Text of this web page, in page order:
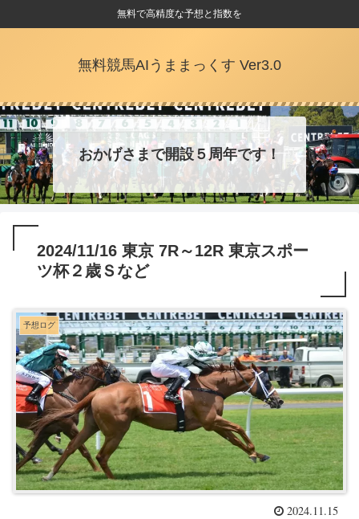
無料で高精度な予想と指数を
無料競馬AIうままっくす Ver3.0
おかげさまで開設５周年です！
2024/11/16 東京 7R～12R 東京スポー
ツ杯２歳Ｓなど
予想ログ
2024.11.15